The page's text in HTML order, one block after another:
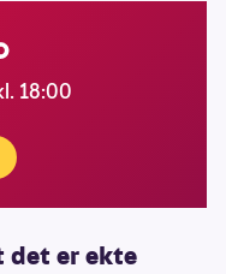
18:00
det er ekte